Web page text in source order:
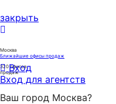
закрыть
Москва
Ближайшие офисы продаж
320офисов
продаж
Вход
Вход для агентств
Ваш город Москва?